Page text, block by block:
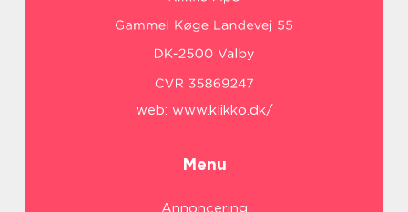
web: www.klikko.dk/
Menu
Annoncering